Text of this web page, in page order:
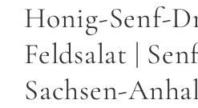
Honig-Senf-
Feldsalat |
Sachsen-